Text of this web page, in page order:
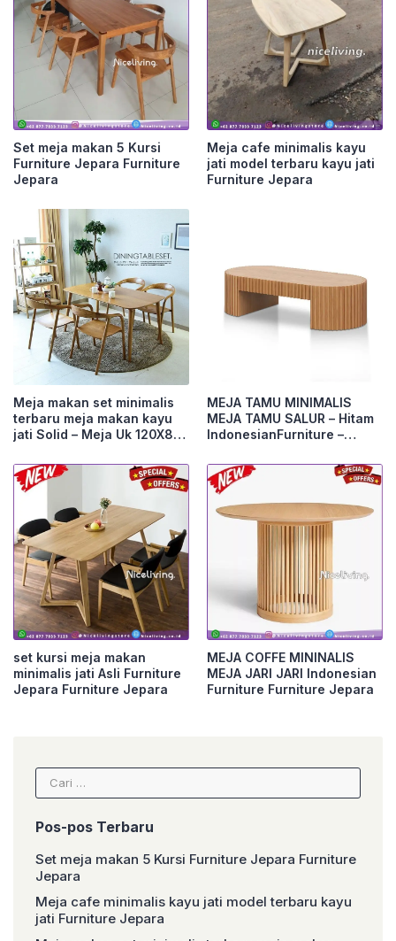
Set meja makan 5 Kursi
Furniture Jepara Furniture
Jepara
Meja cafe minimalis kayu
jati model terbaru kayu jati
Furniture Jepara
Meja makan set minimalis
terbaru meja makan kayu
jati Solid – Meja Uk 120X80
MEJA TAMU MINIMALIS
MEJA TAMU SALUR – Hitam
IndonesianFurniture –
set kursi meja makan
minimalis jati Asli Furniture
Jepara Furniture Jepara
MEJA COFFE MININALIS
MEJA JARI JARI Indonesian
Furniture Furniture Jepara
Cari
untuk:
Pos-pos Terbaru
Set meja makan 5 Kursi Furniture Jepara Furniture
Jepara
Meja cafe minimalis kayu jati model terbaru kayu
jati Furniture Jepara